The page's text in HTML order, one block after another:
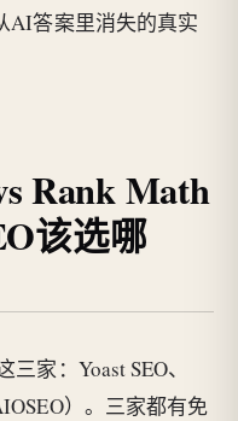
AI答案里消失的真实
Rank Math
该选哪
家：Yoast SEO、
）。三家都有免